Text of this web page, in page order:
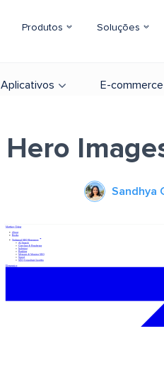
Produtos Soluções
Aplicativos E-commerce
Hero
Sandhya